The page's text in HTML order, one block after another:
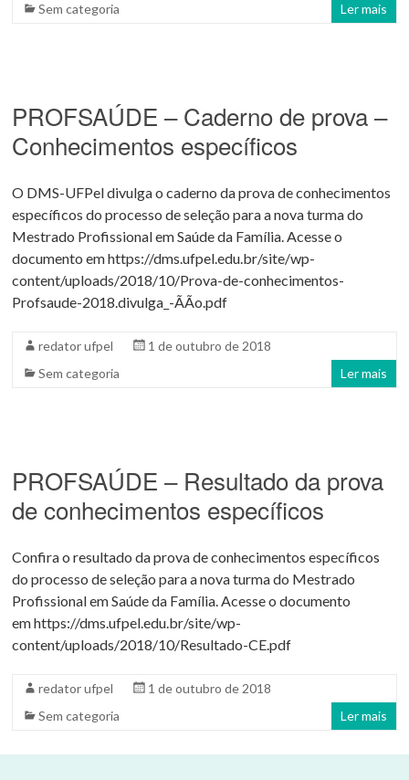
Sem categoria
Ler mais
PROFSAÚDE – Caderno de prova –
Conhecimentos específicos
O DMS-UFPel divulga o caderno da prova de conhecimentos
específicos do processo de seleção para a nova turma do
Mestrado Profissional em Saúde da Família. Acesse o
documento em https://dms.ufpel.edu.br/site/wp-
content/uploads/2018/10/Prova-de-conhecimentos-
Profsaude-2018.divulga_-ÃÃo.pdf
redator ufpel
1 de outubro de 2018
Sem categoria
Ler mais
PROFSAÚDE – Resultado da prova
de conhecimentos específicos
Confira o resultado da prova de conhecimentos específicos
do processo de seleção para a nova turma do Mestrado
Profissional em Saúde da Família. Acesse o documento
em https://dms.ufpel.edu.br/site/wp-
content/uploads/2018/10/Resultado-CE.pdf
redator ufpel
1 de outubro de 2018
Sem categoria
Ler mais